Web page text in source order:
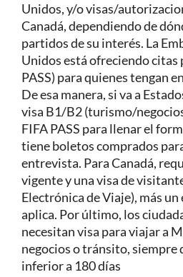
Unidos, y/o visas/
Canadá, dependiendo de
partidos de su interés. La
Unidos está ofreciendo
PASS) para quienes tengan
De esa manera, si va a
visa B1/B2 (turismo/
FIFA PASS para llenar el
tiene boletos comprados
entrevista. Para Canadá,
vigente y una visa de
Electrónica de Viaje), más un
aplica. Por último, los
necesitan visa para viajar a
negocios o tránsito, siempre
inferior a 180 días